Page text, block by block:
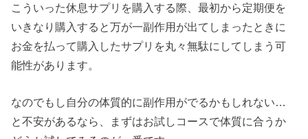
こういった休息サプリを購入する際、最初から定期便を
いきなり購入すると万が一副作用が出てしまったときに
お金を払って購入したサプリを丸々無駄にしてしまう可
能性があります。
なのでもし自分の体質的に副作用がでるかもしれない…
と不安があるなら、まずはお試しコースで体質に合うか